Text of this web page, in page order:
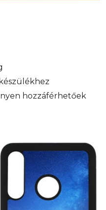
hozzáférhetőek